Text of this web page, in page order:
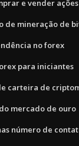
e vender
de mineração de
no forex
para iniciantes
carteira de
mercado de ouro
número de